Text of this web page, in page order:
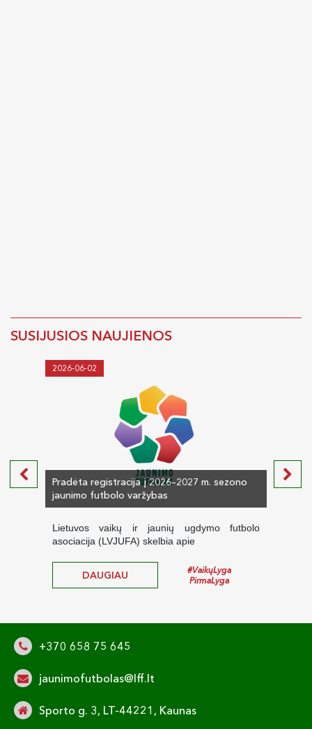
SUSIJUSIOS NAUJIENOS
2026-06-02
Pradėta registracija į 2026–2027 m. sezono
jaunimo futbolo varžybas
Lietuvos vaikų ir jaunių ugdymo futbolo
asociacija (LVJUFA) skelbia apie
DAUGIAU
#VaikųLyga
PirmaLyga
+370 658 75 645
jaunimofutbolas@lff.lt
Sporto g. 3, LT-44221, Kaunas